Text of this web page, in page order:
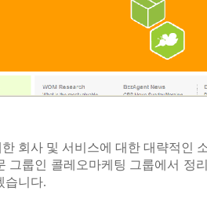
회사 및 서비스에 대한 대략적인
그룹인 콜레오마케팅 그룹에서 정
습니다.